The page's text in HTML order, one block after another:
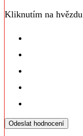
Kliknutím na
Odeslat hodnocení